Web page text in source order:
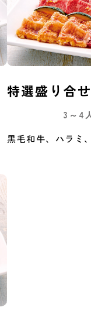
特選盛り合せ
3～4
黒毛和牛、ハラミ